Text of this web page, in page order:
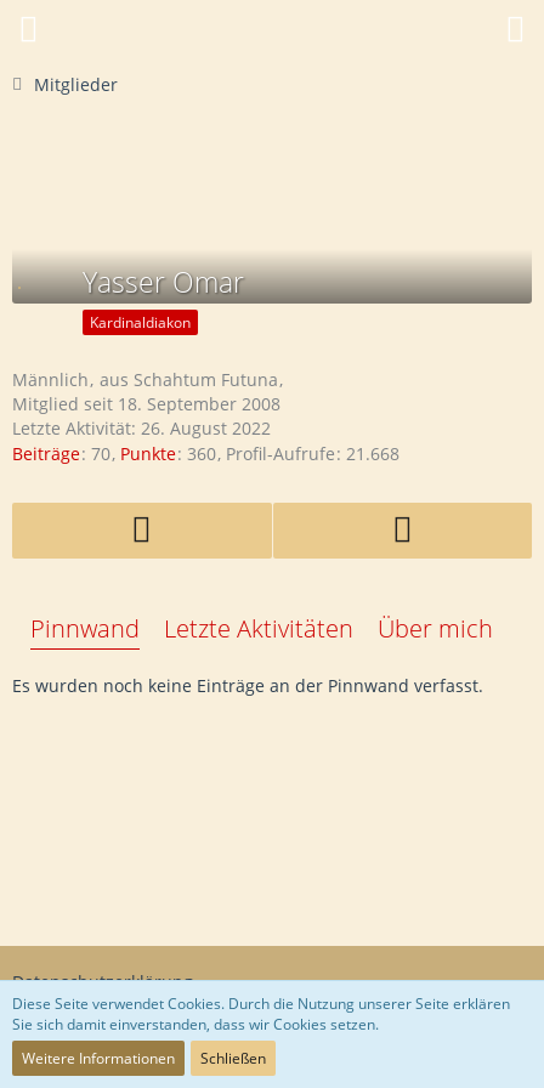
Mitglieder
Yasser Omar
Kardinaldiakon
Männlich aus Schahtum Futuna
Mitglied seit 18. September 2008
Letzte Aktivität: 26. August 2022
Beiträge 70 Punkte 360 Profil-Aufrufe 21.668
Pinnwand Letzte Aktivitäten Über mich
Es wurden noch keine Einträge an der Pinnwand verfasst.
Datenschutzerklärung
Community-Software:
Diese Seite verwendet Cookies. Durch die Nutzung unserer Seite erklären
Sie sich damit einverstanden, dass wir Cookies setzen.
Weitere Informationen
Schließen